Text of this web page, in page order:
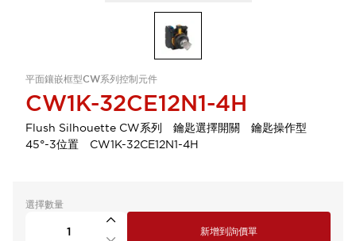
平面鑲嵌框型CW系列控制元件
CW1K-32CE12N1-4H
Flush Silhouette CW系列 鑰匙選擇開關 鑰匙操作型
45°-3位置 CW1K-32CE12N1-4H
選擇數量
新增到詢價單